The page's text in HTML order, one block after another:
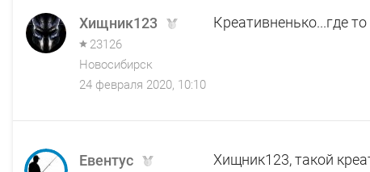
Хищник123
23126
Новосибирск
24 февраля 2020, 10:10
Креативненько...где
Евентус
Хищник123, такой